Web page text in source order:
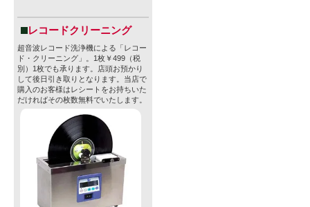
レコードクリーニング
超音波レコード洗浄機による「レコー
ド・クリーニング」。1枚￥499（税
別）1枚でも承ります。店頭お預かり
して後日引き取りとなります。当店で
購入のお客様はレシートをお持ちいた
だければその枚数無料でいたします。